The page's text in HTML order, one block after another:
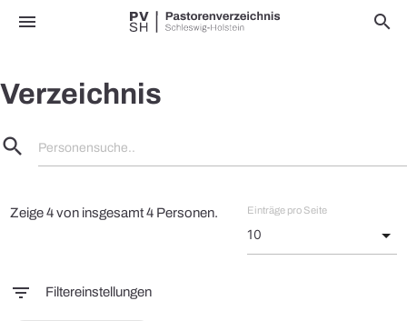
menu search
Verzeichnis
search Personensuche..
Zeige 4 von insgesamt 4 Personen. Einträge pro Seite
filter_list Filtereinstellungen